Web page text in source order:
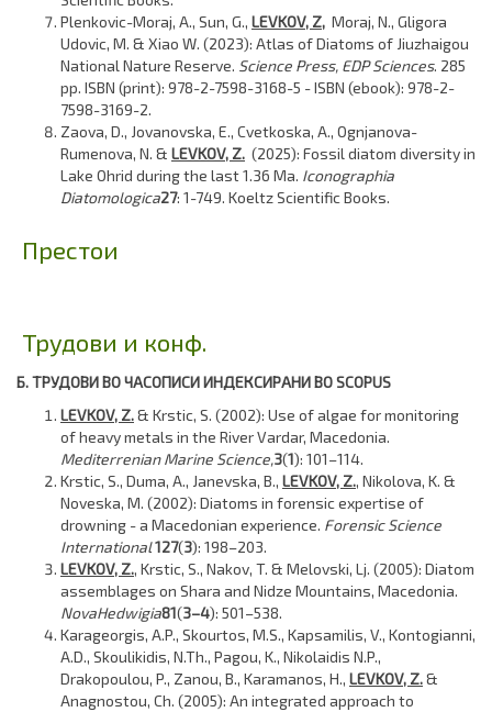
Plenkovic-Moraj, A., Sun, G., LEVKOV, Z, Moraj, N., Gligora
Udovic, M. & Xiao W. (2023): Atlas of Diatoms of Jiuzhaigou
National Nature Reserve. Science Press, EDP Sciences. 285
pp. ISBN (print): 978-2-7598-3168-5 - ISBN (ebook): 978-2-
7598-3169-2.
Zaova, D., Jovanovska, E., Cvetkoska, A., Ognjanova-
Rumenova, N. & LEVKOV, Z. (2025): Fossil diatom diversity in
Lake Ohrid during the last 1.36 Ma. Iconographia
Diatomologica27: 1-749. Koeltz Scientific Books.
Престои
Трудови и конф.
Б. ТРУДОВИ ВО ЧАСОПИСИ ИНДЕКСИРАНИ ВО SCOPUS
LEVKOV, Z.& Krstic, S. (2002): Use of algae for monitoring
of heavy metals in the River Vardar, Macedonia.
Mediterrenian Marine Science,3(1): 101–114.
Krstic, S., Duma, A., Janevska, B., LEVKOV, Z., Nikolova, K. &
Noveska, M. (2002): Diatoms in forensic expertise of
drowning - a Macedonian experience. Forensic Science
International127(3): 198–203.
LEVKOV, Z., Krstic, S., Nakov, T. & Melovski, Lj. (2005): Diatom
assemblages on Shara and Nidze Mountains, Macedonia.
NovaHedwigia81(3–4): 501–538.
Karageorgis, A.P., Skourtos, M.S., Kapsamilis, V., Kontogianni,
A.D., Skoulikidis, N.Th., Pagou, K., Nikolaidis N.P.,
Drakopoulou, P., Zanou, B., Karamanos, H., LEVKOV, Z.&
Anagnostou, Ch. (2005): An integrated approach to